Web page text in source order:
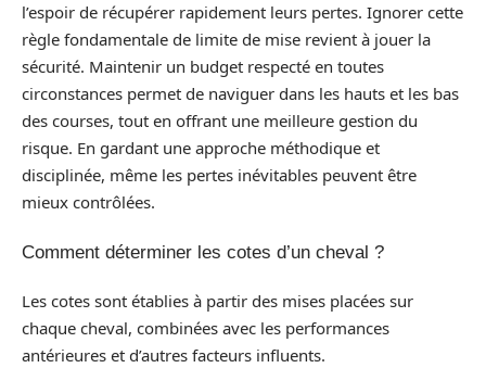
l’espoir de récupérer rapidement leurs pertes. Ignorer cette
règle fondamentale de limite de mise revient à jouer la
sécurité. Maintenir un budget respecté en toutes
circonstances permet de naviguer dans les hauts et les bas
des courses, tout en offrant une meilleure gestion du
risque. En gardant une approche méthodique et
disciplinée, même les pertes inévitables peuvent être
mieux contrôlées.
Comment déterminer les cotes d’un cheval ?
Les cotes sont établies à partir des mises placées sur
chaque cheval, combinées avec les performances
antérieures et d’autres facteurs influents.